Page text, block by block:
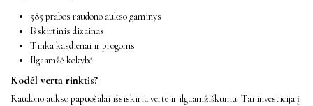
585 prabos raudono aukso gaminys
Išskirtinis dizainas
Tinka kasdienai ir progoms
Ilgaamžė kokybė
Kodėl verta rinktis?
Raudono aukso papuošalai išsiskiria verte ir ilgaamžiškumu. Tai investicija į